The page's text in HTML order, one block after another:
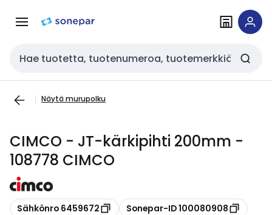
navigointiinsisältöön
Haku
Näytä murupolku
CIMCO - JT-kärkipihti 200mm -
108778 CIMCO
Kopioi
Sähkönro 6459672 Kopioi
Sonepar-ID 100080908